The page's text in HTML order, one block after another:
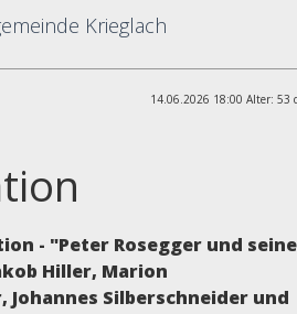
Krieglach
14.06.2026 18:00 Alter: 53
- "Peter Rosegger und seine
Hiller, Marion
Johannes Silberschneider und